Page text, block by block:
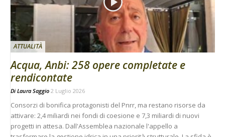
ATTUALITÀ
Acqua, Anbi: 258 opere completate e
rendicontate
Di Laura Saggio 2 Luglio 2026
Consorzi di bonifica protagonisti del Pnrr, ma restano risorse da
attivare: 2,4 miliardi nei fondi di coesione e 7,3 miliardi di nuovi
progetti in attesa. Dall'Assemblea nazionale l'appello a